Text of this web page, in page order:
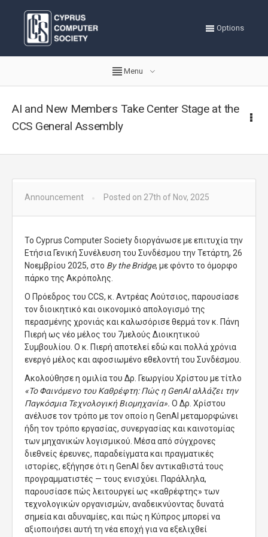
Options
Menu
AI and New Members Take Center Stage at the
CCS General Assembly
Announcement Posted on 27th of Nov, 2025
Το Cyprus Computer Society διοργάνωσε με επιτυχία την
Ετήσια Γενική Συνέλευση του Συνδέσμου την Τετάρτη, 26
Νοεμβρίου 2025, στο By the Bridge, με φόντο το όμορφο
πάρκο της Ακρόπολης.
Ο Πρόεδρος του CCS, κ. Αντρέας Λούτσιος, παρουσίασε
τον διοικητικό και οικονομικό απολογισμό της
περασμένης χρονιάς και καλωσόρισε θερμά τον κ. Πάνη
Πιερή ως νέο μέλος του 7μελούς Διοικητικού
Συμβουλίου. Ο κ. Πιερή αποτελεί εδώ και πολλά χρόνια
ενεργό μέλος και αφοσιωμένο εθελοντή του Συνδέσμου
Ακολούθησε η ομιλία του Δρ. Γεωργίου Χρίστου με τίτλο
«Το Φαινόμενο του Καθρέφτη: Πώς η GenAI αλλάζει την
Παγκόσμια Τεχνολογική Βιομηχανία». Ο Δρ. Χρίστου
ανέλυσε τον τρόπο με τον οποίο η GenAI μεταμορφώνει
ήδη τον τρόπο εργασίας, συνεργασίας και καινοτομίας
των μηχανικών λογισμικού. Μέσα από σύγχρονες
διεθνείς έρευνες, παραδείγματα και πραγματικές
ιστορίες, εξήγησε ότι η GenAI δεν αντικαθιστά τους
προγραμματιστές — τους ενισχύει. Παράλληλα,
παρουσίασε πώς λειτουργεί ως «καθρέφτης» των
τεχνολογικών οργανισμών, αναδεικνύοντας δυνατά
σημεία και αδυναμίες, και πώς η Κύπρος μπορεί να
αξιοποιήσει αυτή τη νέα εποχή για να εξελιχθεί